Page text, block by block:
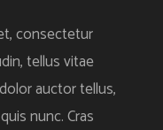
consectetur
tellus vitae
auctor tellus,
nunc. Cras